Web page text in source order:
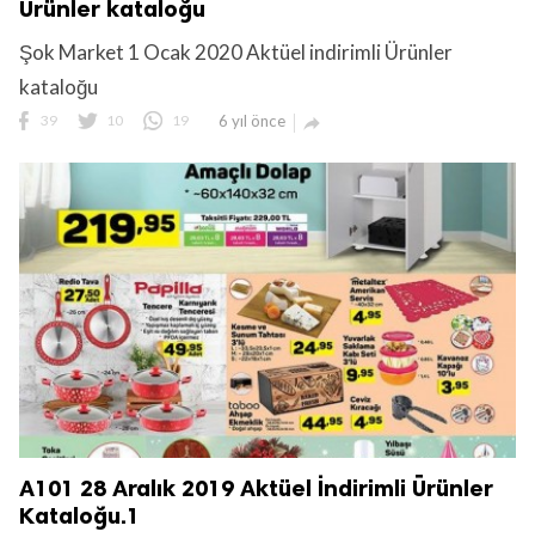
Ürünler kataloğu
Şok Market 1 Ocak 2020 Aktüel indirimli Ürünler
kataloğu
39 10 19 6 yıl önce 
A101 28 Aralık 2019 Aktüel İndirimli Ürünler
Kataloğu.1